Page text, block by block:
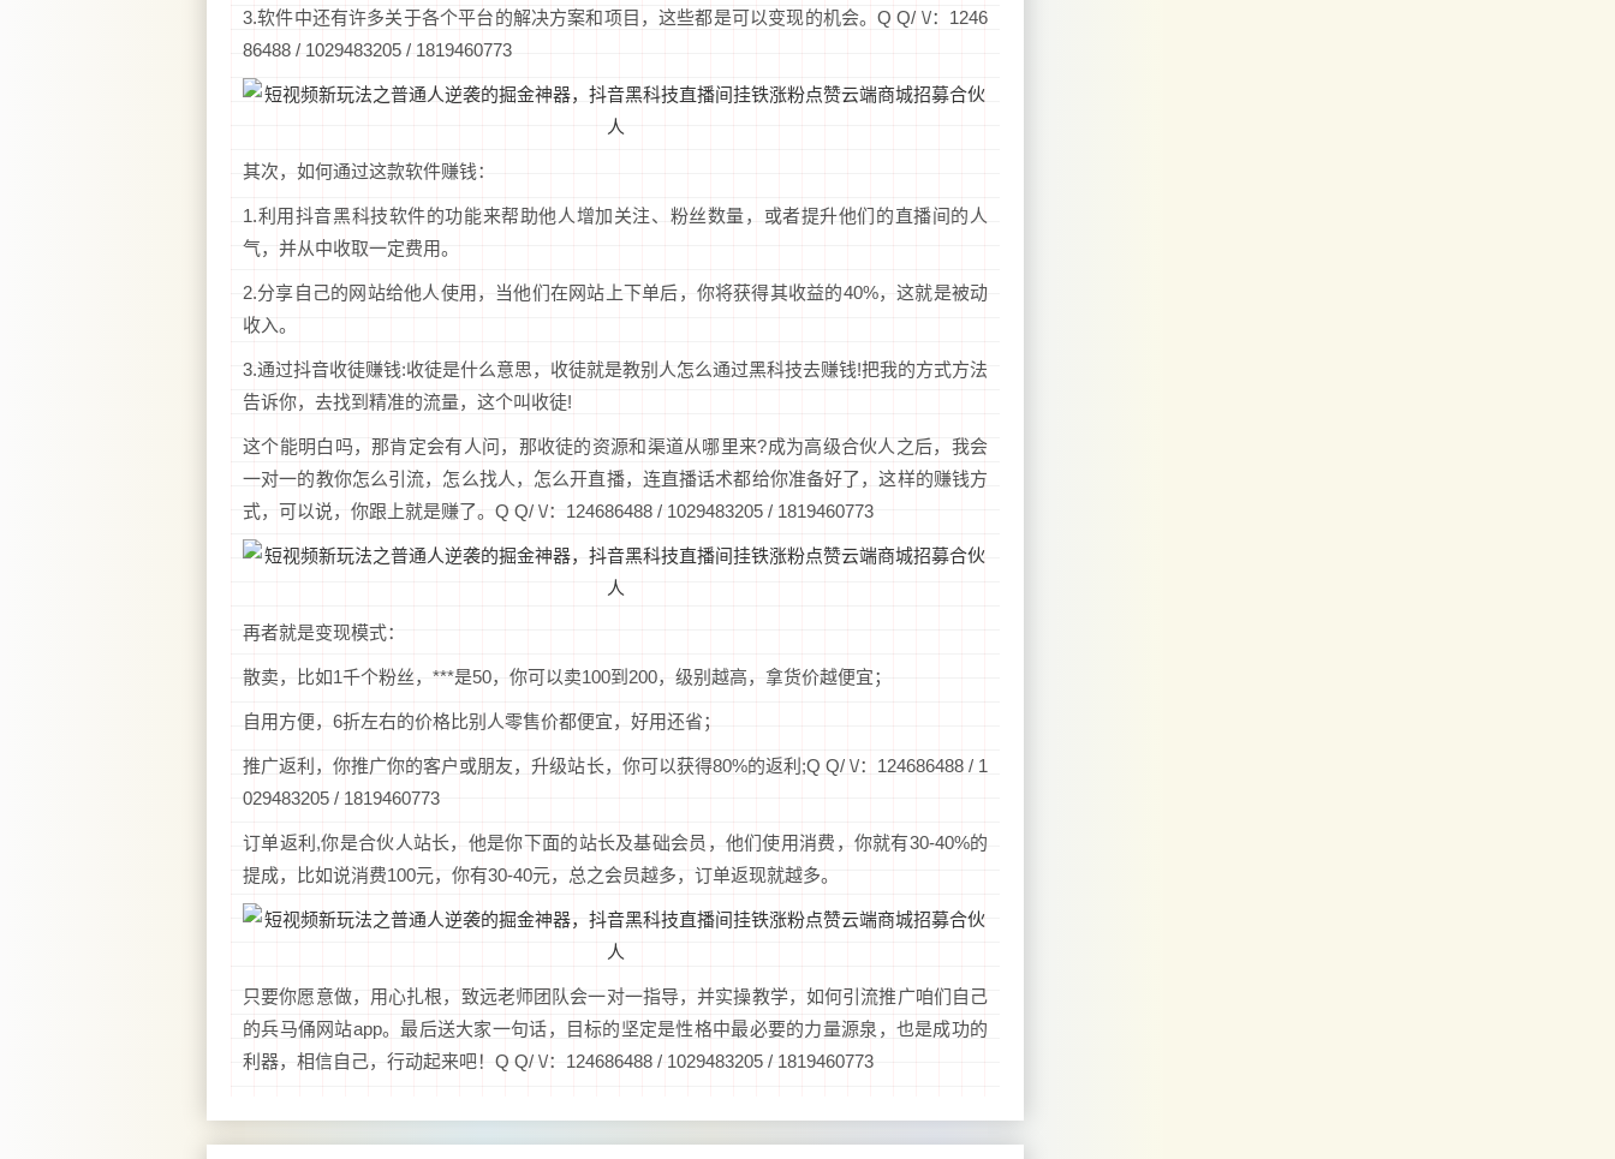
3.软件中还有许多关于各个平台的解决方案和项目，这些都是可以变现的机会。Q Q/ \/：1246
86488 / 1029483205 / 1819460773
其次，如何通过这款软件赚钱：
1.利用抖音黑科技软件的功能来帮助他人增加关注、粉丝数量，或者提升他们的直播间的人
气，并从中收取一定费用。
2.分享自己的网站给他人使用，当他们在网站上下单后，你将获得其收益的40%，这就是被动
收入。
3.通过抖音收徒赚钱:收徒是什么意思，收徒就是教别人怎么通过黑科技去赚钱!把我的方式方法
告诉你，去找到精准的流量，这个叫收徒!
这个能明白吗，那肯定会有人问，那收徒的资源和渠道从哪里来?成为高级合伙人之后，我会
一对一的教你怎么引流，怎么找人，怎么开直播，连直播话术都给你准备好了，这样的赚钱方
式，可以说，你跟上就是赚了。Q Q/ \/：124686488 / 1029483205 / 1819460773
再者就是变现模式：
散卖，比如1千个粉丝，***是50，你可以卖100到200，级别越高，拿货价越便宜；
自用方便，6折左右的价格比别人零售价都便宜，好用还省；
推广返利，你推广你的客户或朋友，升级站长，你可以获得80%的返利;Q Q/ \/：124686488 / 1
029483205 / 1819460773
订单返利,你是合伙人站长，他是你下面的站长及基础会员，他们使用消费，你就有30-40%的
提成，比如说消费100元，你有30-40元，总之会员越多，订单返现就越多。
只要你愿意做，用心扎根，致远老师团队会一对一指导，并实操教学，如何引流推广咱们自己
的兵马俑网站app。最后送大家一句话，目标的坚定是性格中最必要的力量源泉，也是成功的
利器，相信自己，行动起来吧！Q Q/ \/：124686488 / 1029483205 / 1819460773